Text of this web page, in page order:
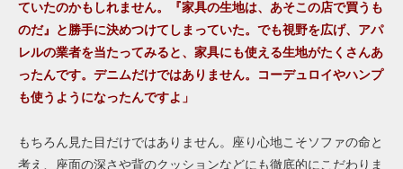
ていたのかもしれません。『家具の生地は、あそこの店で買うも
のだ』と勝手に決めつけてしまっていた。でも視野を広げ、アパ
レルの業者を当たってみると、家具にも使える生地がたくさんあ
ったんです。デニムだけではありません。コーデュロイやハンプ
も使うようになったんですよ」
もちろん見た目だけではありません。座り心地こそソファの命と
考え、座面の深さや背のクッションなどにも徹底的にこだわりま